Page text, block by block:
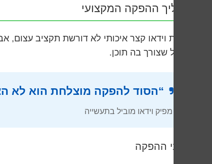
תהליך ההפקה המקצועי
הפקת וידאו קצר איכותי לא דורשת תקציב עצום,
הקהל שצורך בה תוכן.
“הסוד להפקה מוצלחת הוא לא
– מפיק וידאו מוביל בתעשייה
שלבי ההפקה